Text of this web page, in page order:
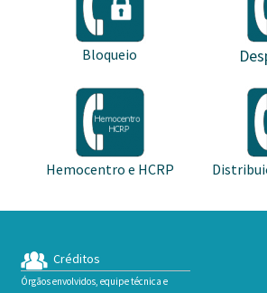
Bloqueio
Hemocentro e HCRP
Créditos
Órgãos envolvidos, equipe técnica e